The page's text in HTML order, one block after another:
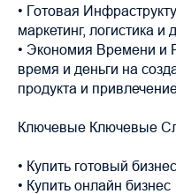
• Готовая
маркетинг, логистика
• Экономия Времени и
время и деньги на
продукта и
Ключевые Ключевые
• Купить готовый бизнес
• Купить онлайн бизнес